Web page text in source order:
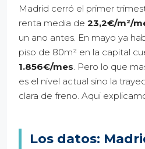
Madrid cerró el primer
renta media de 23,2€/m²/
un ano antes. En mayo ya
piso de 80m² en la capital
1.856€/mes . Pero lo que
es el nivel actual sino la
clara de freno. Aqui
Los datos: